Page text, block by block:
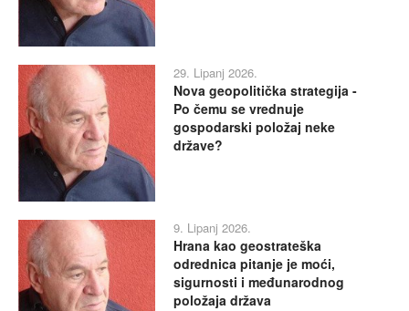
29. Lipanj 2026.
Nova geopolitička strategija -
Po čemu se vrednuje
gospodarski položaj neke
države?
9. Lipanj 2026.
Hrana kao geostrateška
odrednica pitanje je moći,
sigurnosti i međunarodnog
položaja država